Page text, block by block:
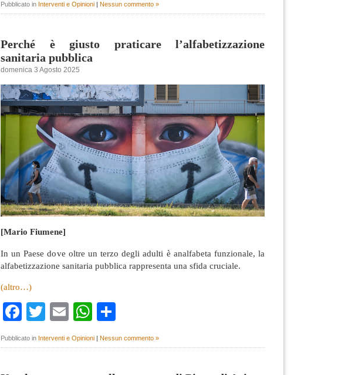
Pubblicato in Interventi e Opinioni Nessun commento »
Perché è giusto praticare l’alfabetizzazione
sanitaria pubblica
domenica 3 Agosto 2025
[Mario Fiumene]
In un Paese dove oltre un terzo degli adulti è analfabeta funzionale, la
alfabetizzazione sanitaria pubblica rappresenta una sfida cruciale.
(altro…)
Facebook
TwitterEmailWhatsApp
Pubblicato in Interventi e Opinioni | Nessun commento »